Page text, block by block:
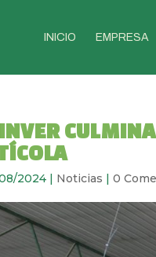
INICIO EMPRESA
2024 | Noticias |0